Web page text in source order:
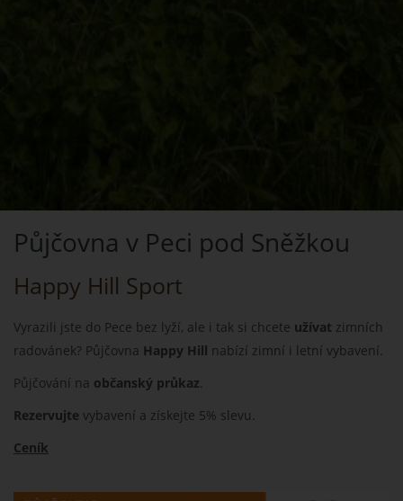
Půjčovna v Peci pod Sněžkou
Happy Hill Sport
Vyrazili jste do Pece bez lyží, ale i tak si chcete užívat zimních
radovánek? Půjčovna Happy Hill nabízí zimní i letní vybavení.
Půjčování na občanský průkaz
Rezervujte vybavení a získejte 5% slevu.
Ceník